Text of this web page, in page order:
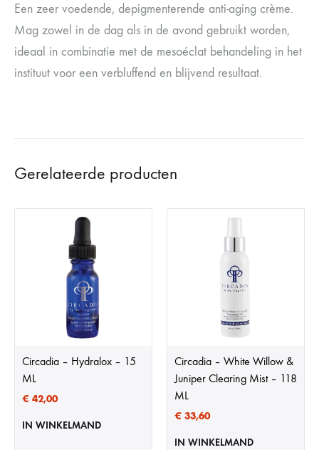
Een zeer voedende, depigmenterende anti-aging crème.
Mag zowel in de dag als in de avond gebruikt worden,
ideaal in combinatie met de mesoéclat behandeling in het
instituut voor een verbluffend en blijvend resultaat.
Gerelateerde producten
Circadia – Hydralox – 15
ML
€ 42,00
IN WINKELMAND
Circadia – White Willow &
Juniper Clearing Mist – 118
ML
€ 33,60
IN WINKELMAND